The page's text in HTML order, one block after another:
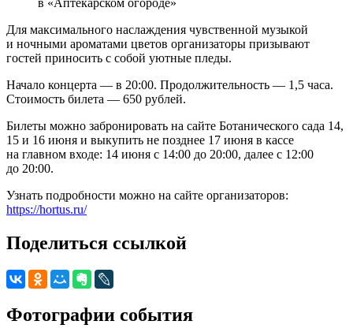
в «Аптекарском огороде»
Для максимального наслаждения чувственной музыкой
и ночными ароматами цветов организаторы призывают
гостей приносить с собой уютные пледы.
Начало концерта — в 20:00. Продолжительность — 1,5 часа.
Стоимость билета — 650 рублей.
Билеты можно забронировать на сайте Ботанического сада 14,
15 и 16 июня и выкупить не позднее 17 июня в кассе
на главном входе: 14 июня с 14:00 до 20:00, далее с 12:00
до 20:00.
Узнать подробности можно на сайте организаторов:
https://hortus.ru/
Поделиться ссылкой
Фотографии события